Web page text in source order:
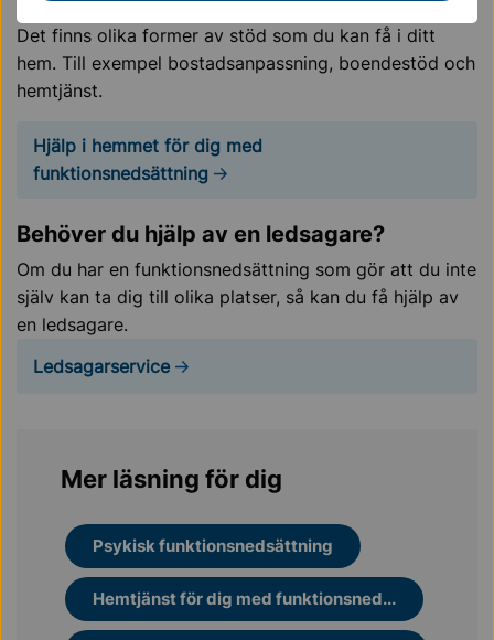
Det finns olika former av stöd som du kan få i ditt
hem. Till exempel bostadsanpassning, boendestöd och
hemtjänst.
Hjälp i hemmet för dig med
funktionsnedsättning
Behöver du hjälp av en ledsagare?
Om du har en funktionsnedsättning som gör att du inte
själv kan ta dig till olika platser, så kan du få hjälp av
en ledsagare.
Ledsagarservice
Mer läsning för dig
Psykisk funktionsnedsättning
Hemtjänst för dig med funktionsned...